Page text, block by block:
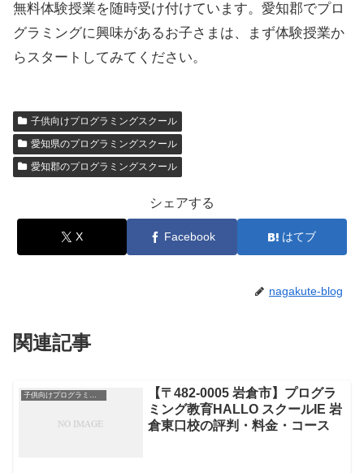
無料体験授業を随時受け付けています。愛知郡でプロ
グラミングに興味があるお子さまは、まず体験授業か
らスタートしてみてください。
子供向けプログラミングスクール
愛知県のプログラミングスクール
愛知郡のプログラミングスクール
シェアする
X Facebook はてブ
nagakute-blog
関連記事
子供向けプログラミングスクール
【〒482-0005 岩倉市】プログラ
ミング教育HALLO スクールIE 岩
倉東口校の評判・料金・コース